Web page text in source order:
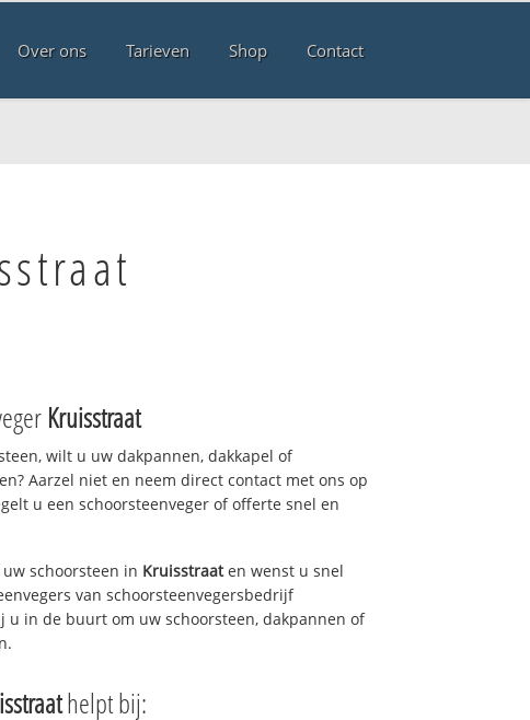
Over ons Tarieven Shop Contact
Kruisstraat
wilt u uw dakpannen, dakkapel of
Aarzel niet en neem direct contact met ons op
u een schoorsteenveger of offerte snel en
schoorsteen in Kruisstraaten wenst u snel
van schoorsteenvegersbedrijf
u in de buurt om uw schoorsteen, dakpannen of
helpt bij: